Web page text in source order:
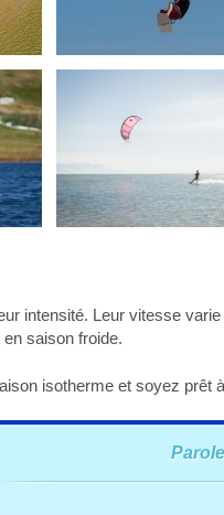
intensité. Leur vitesse
saison froide.
isotherme et soyez prêt